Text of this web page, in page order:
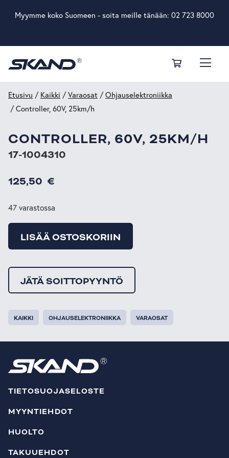
Myymme koko Suomeen - soita meille tänään: 02 723 8000
Etusivu / Kaikki /Varaosat /Ohjauselektroniikka
/ Controller, 60V, 25km/h
CONTROLLER, 60V, 25KM/H
17-1004310
125,50 €
47 varastossa
LISÄÄ OSTOSKORIIN
JÄTÄ SOITTOPYYNTÖ
KAIKKI OHJAUSELEKTRONIIKKA VARAOSAT
TIETOSUOJASELOSTE
MYYNTIEHDOT
HUOLTO
TAKUUEHDOT